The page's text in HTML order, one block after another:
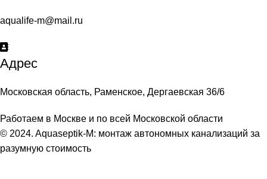
aqualife-m@mail.ru
Адрес
Московская область, Раменское, Дергаевская 36/6
Работаем в Москве и по всей Московской области
© 2024. Aquaseptik-M: монтаж автономных канализаций за
разумную стоимость